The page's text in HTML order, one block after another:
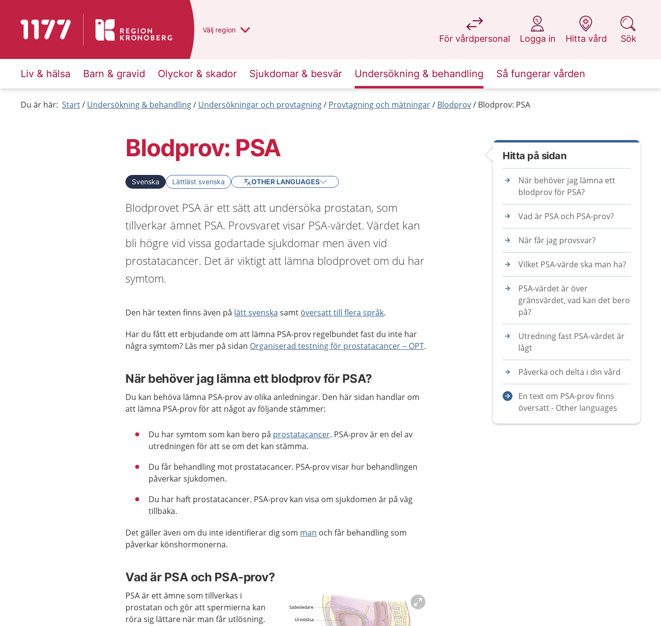
Till startsidan för 1177 Du har valt region
Välj en annan
region
För vårdpersonal
på 1177.se
Logga in
på 1177.se
Hitta vård
på 1177.se
Sök
på 1177.se
Liv & hälsa Barn & gravid Olyckor & skador Sjukdomar & besvär Undersökning & behandling Så fungerar vården
Du är här: Start Undersökning & behandling Undersökningar och provtagning Provtagning och mätningar Blodprov Blodprov: PSA
Blodprov: PSA
Svenska Lättläst svenska OTHER LANGUAGES
Blodprovet PSA är ett sätt att undersöka prostatan, som
tillverkar ämnet PSA. Provsvaret visar PSA-värdet. Värdet kan
bli högre vid vissa godartade sjukdomar men även vid
prostatacancer. Det är viktigt att lämna blodprovet om du har
symtom.
Den här texten finns även på lätt svenska samt översatt till flera språk.
Har du fått ett erbjudande om att lämna PSA-prov regelbundet fast du inte har
några symtom? Läs mer på sidan Organiserad testning för prostatacancer – OPT.
När behöver jag lämna ett blodprov för PSA?
Du kan behöva lämna PSA-prov av olika anledningar. Den här sidan handlar om
att lämna PSA-prov för att något av följande stämmer:
Du har symtom som kan bero på prostatacancer. PSA-prov är en del av
utredningen för att se om det kan stämma.
Du får behandling mot prostatacancer. PSA-prov visar hur behandlingen
påverkar sjukdomen.
Du har haft prostatacancer. PSA-prov kan visa om sjukdomen är på väg
tillbaka.
Det gäller även om du inte identifierar dig som man och får behandling som
påverkar könshormonerna.
Vad är PSA och PSA-prov?
PSA är ett ämne som tillverkas i
prostatan och gör att spermierna kan
röra sig lättare när man får utlösning.
Hitta på sidan
När behöver jag lämna ett
blodprov för PSA?
Vad är PSA och PSA-prov?
När får jag provsvar?
Vilket PSA-värde ska man ha?
PSA-värdet är över
gränsvärdet, vad kan det bero
på?
Utredning fast PSA-värdet är
lågt
Påverka och delta i din vård
En text om PSA-prov finns
översatt - Other languages